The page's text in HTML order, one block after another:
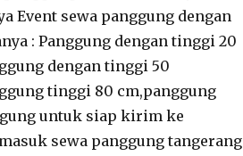
Event sewa panggung dengan
: Panggung dengan tinggi 20
dengan tinggi 50
tinggi 80 cm,panggung
untuk siap kirim ke
sewa panggung tangerang